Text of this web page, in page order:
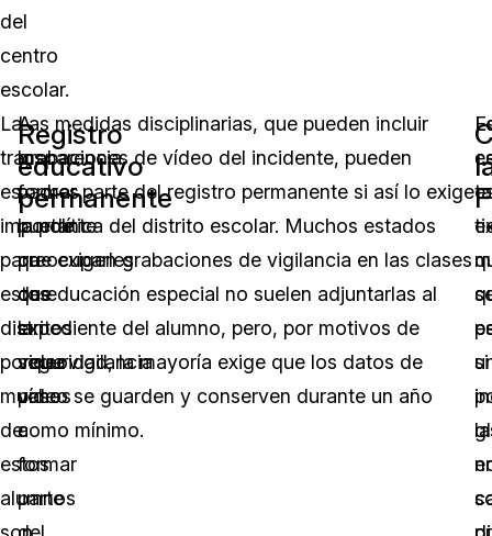
del
centro
escolar.
La
transparencia
es
importante
para
estos
distritos
porque
muchos
de
estos
alumnos
Registro
educativo
permanente
A
los
padres
puede
preocuparles
que
la
videovigilancia
pase
a
formar
parte
Las medidas disciplinarias, que pueden incluir
grabaciones de vídeo del incidente, pueden
formar parte del registro permanente si así lo exige
la política del distrito escolar. Muchos estados
que exigen grabaciones de vigilancia en las clases
de educación especial no suelen adjuntarlas al
expediente del alumno, pero, por motivos de
seguridad, la mayoría exige que los datos de
vídeo se guarden y conserven durante un año
como mínimo.
si